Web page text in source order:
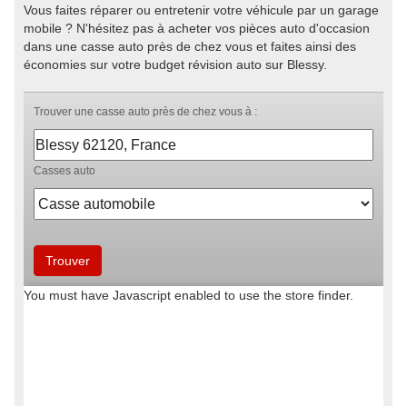
Vous faites réparer ou entretenir votre véhicule par un garage
mobile ? N'hésitez pas à acheter vos pièces auto d'occasion
dans une casse auto près de chez vous et faites ainsi des
économies sur votre budget révision auto sur Blessy.